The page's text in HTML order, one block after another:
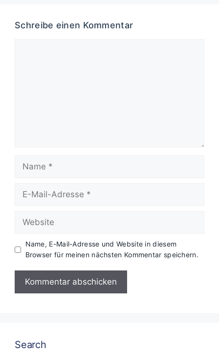
Schreibe einen Kommentar
Mail-
Name, E-Mail-Adresse und Website in diesem
Browser für meinen nächsten Kommentar speichern.
Search